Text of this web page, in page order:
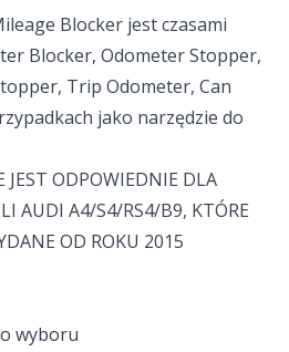
Blocker jest czasami
Blocker, Odometer Stopper,
Trip Odometer, Can
jako narzędzie do
JEST ODPOWIEDNIE DLA
AUDI A4/S4/RS4/B9, KTÓRE
OD ROKU 2015
wyboru